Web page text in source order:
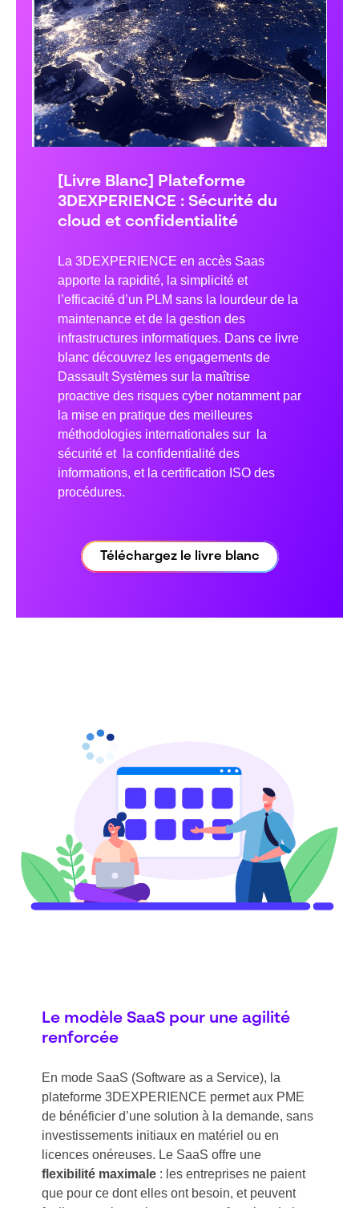
[Livre Blanc] Plateforme
3DEXPERIENCE : Sécurité du
cloud et confidentialité
La 3DEXPERIENCE en accès Saas
apporte la rapidité, la simplicité et
l’efficacité d’un PLM sans la lourdeur de la
maintenance et de la gestion des
infrastructures informatiques. Dans ce livre
blanc découvrez les engagements de
Dassault Systèmes sur la maîtrise
proactive des risques cyber notamment par
la mise en pratique des meilleures
méthodologies internationales sur la
sécurité et la confidentialité des
informations, et la certification ISO des
procédures.
Téléchargez le livre blanc
Le modèle SaaS pour une agilité
renforcée
En mode SaaS (Software as a Service), la
plateforme 3DEXPERIENCE permet aux PME
de bénéficier d’une solution à la demande, sans
investissements initiaux en matériel ou en
licences onéreuses. Le SaaS offre une
flexibilité maximale : les entreprises ne paient
que pour ce dont elles ont besoin, et peuvent